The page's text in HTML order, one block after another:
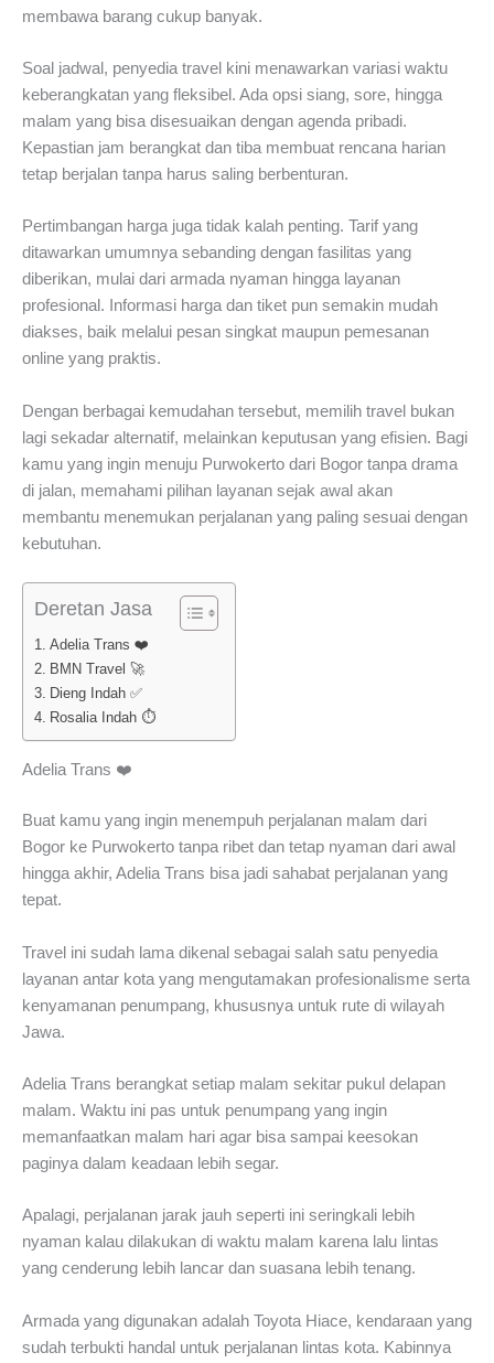
membawa barang cukup banyak.
Soal jadwal, penyedia travel kini menawarkan variasi waktu
keberangkatan yang fleksibel. Ada opsi siang, sore, hingga
malam yang bisa disesuaikan dengan agenda pribadi.
Kepastian jam berangkat dan tiba membuat rencana harian
tetap berjalan tanpa harus saling berbenturan.
Pertimbangan harga juga tidak kalah penting. Tarif yang
ditawarkan umumnya sebanding dengan fasilitas yang
diberikan, mulai dari armada nyaman hingga layanan
profesional. Informasi harga dan tiket pun semakin mudah
diakses, baik melalui pesan singkat maupun pemesanan
online yang praktis.
Dengan berbagai kemudahan tersebut, memilih travel bukan
lagi sekadar alternatif, melainkan keputusan yang efisien. Bagi
kamu yang ingin menuju Purwokerto dari Bogor tanpa drama
di jalan, memahami pilihan layanan sejak awal akan
membantu menemukan perjalanan yang paling sesuai dengan
kebutuhan.
Deretan Jasa
Adelia Trans ❤️
BMN Travel 🚀
Dieng Indah ✅
Rosalia Indah ⏱️
Adelia Trans ❤️
Buat kamu yang ingin menempuh perjalanan malam dari
Bogor ke Purwokerto tanpa ribet dan tetap nyaman dari awal
hingga akhir, Adelia Trans bisa jadi sahabat perjalanan yang
tepat.
Travel ini sudah lama dikenal sebagai salah satu penyedia
layanan antar kota yang mengutamakan profesionalisme serta
kenyamanan penumpang, khususnya untuk rute di wilayah
Jawa.
Adelia Trans berangkat setiap malam sekitar pukul delapan
malam. Waktu ini pas untuk penumpang yang ingin
memanfaatkan malam hari agar bisa sampai keesokan
paginya dalam keadaan lebih segar.
Apalagi, perjalanan jarak jauh seperti ini seringkali lebih
nyaman kalau dilakukan di waktu malam karena lalu lintas
yang cenderung lebih lancar dan suasana lebih tenang.
Armada yang digunakan adalah Toyota Hiace, kendaraan yang
sudah terbukti handal untuk perjalanan lintas kota. Kabinnya